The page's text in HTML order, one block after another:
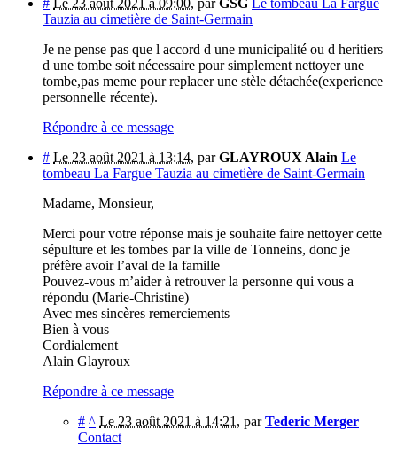
# Le 23 août 2021 à 09:00, parGSG
Le tombeau La Fargue
Tauzia au cimetière de Saint-Germain
Je ne pense pas que l accord d une municipalité ou d heritiers
d une tombe soit nécessaire pour simplement nettoyer une
tombe,pas meme pour replacer une stèle détachée(experience
personnelle récente).
Répondre à ce message
# Le 23 août 2021 à 13:14, parGLAYROUX Alain Le
tombeau La Fargue Tauzia au cimetière de Saint-Germain
Madame, Monsieur,
Merci pour votre réponse mais je souhaite faire nettoyer cette
sépulture et les tombes par la ville de Tonneins, donc je
préfère avoir l’aval de la famille
Pouvez-vous m’aider à retrouver la personne qui vous a
répondu (Marie-Christine)
Avec mes sincères remerciements
Bien à vous
Cordialement
Alain Glayroux
Répondre à ce message
# ^ Le 23 août 2021 à 14:21 , parTederic Merger
Contact